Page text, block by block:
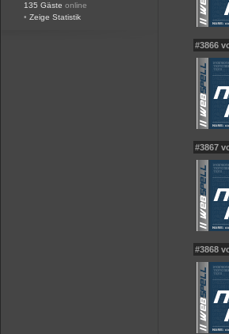
135 Gäste online
• Zeige Statistik
#3866
#3867
#3868